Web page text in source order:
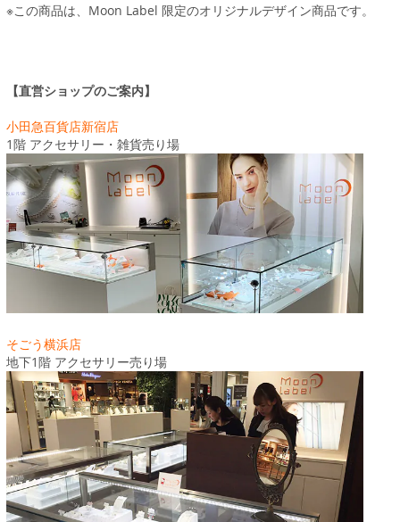
※この商品は、Moon Label 限定のオリジナルデザイン商品です。
【直営ショップのご案内】
小田急百貨店新宿店
1階 アクセサリー・雑貨売り場
そごう横浜店
地下1階 アクセサリー売り場